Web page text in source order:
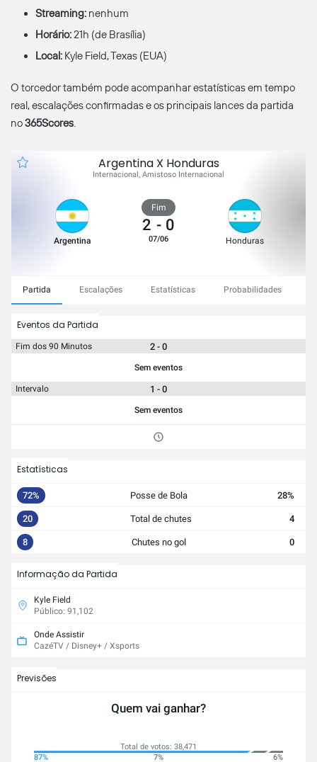
Streaming: nenhum
Horário:21h (de Brasília)
Local: Kyle Field, Texas (EUA)
O torcedor também pode acompanhar estatísticas em tempo
real, escalações confirmadas e os principais lances da partida
no365Scores.
Argentina X Honduras
Internacional, Amistoso Internacional
Argentina
Fim
2 - 0
07/06 Honduras
Partida Escalações Estatísticas Probabilidades
Eventos da Partida
Fim dos 90 Minutos 2 - 0
Sem eventos
Intervalo 1 - 0
Sem eventos
Estatísticas
72% Posse de Bola 28%
20 Total de chutes 4
8 Chutes no gol 0
Informação da Partida
Kyle Field
Público: 91,102
Onde Assistir
CazéTV / Disney+ / Xsports
Previsões
Quem vai ganhar?
Total de votos: 38,471
87%
7% 6%